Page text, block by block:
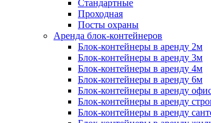
Стандартные
Проходная
Посты охраны
Аренда блок-контейнеров
Блок-контейнеры в аренду 2м
Блок-контейнеры в аренду 3м
Блок-контейнеры в аренду 4м
Блок-контейнеры в аренду 6м
Блок-контейнеры в аренду
Блок-контейнеры в аренду
Блок-контейнеры в аренду